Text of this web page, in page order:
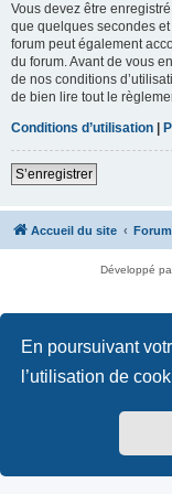
En poursuivant
l’utilisation de
Vous devez être
que quelques secondes
forum peut également
du forum. Avant de vous
de nos conditions
de bien lire tout le
Conditions d’utilisation
S’enregistrer
Accueil du site Forum
Développé